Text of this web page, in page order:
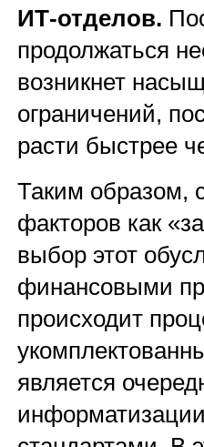
ИТ-отделов.
продолжаться
возникнет
ограничений,
расти быстрее
Таким образом,
факторов как
выбор этот
финансовыми
происходит
является